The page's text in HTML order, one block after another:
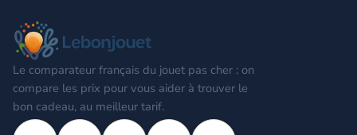
Le comparateur français du jouet pas cher : on
compare les prix pour vous aider à trouver le
bon cadeau, au meilleur tarif.